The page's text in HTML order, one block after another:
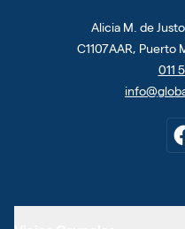
Alicia M. de
C1107AAR, Puerto
011